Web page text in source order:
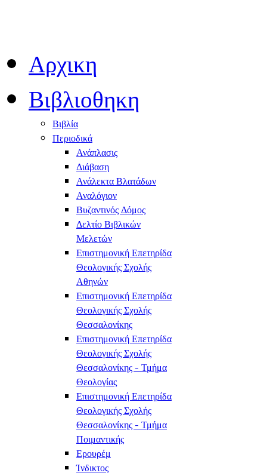
Αρχικη
Βιβλιοθηκη
Βιβλία
Περιοδικά
Ανάπλασις
Διάβαση
Ανάλεκτα Βλατάδων
Αναλόγιον
Βυζαντινός Δόμος
Δελτίο Βιβλικών
Μελετών
Επιστημονική Επετηρίδα
Θεολογικής Σχολής
Αθηνών
Επιστημονική Επετηρίδα
Θεολογικής Σχολής
Θεσσαλονίκης
Επιστημονική Επετηρίδα
Θεολογικής Σχολής
Θεσσαλονίκης - Τμήμα
Θεολογίας
Επιστημονική Επετηρίδα
Θεολογικής Σχολής
Θεσσαλονίκης - Τμήμα
Ποιμαντικής
Ερουρέμ
Ίνδικτος